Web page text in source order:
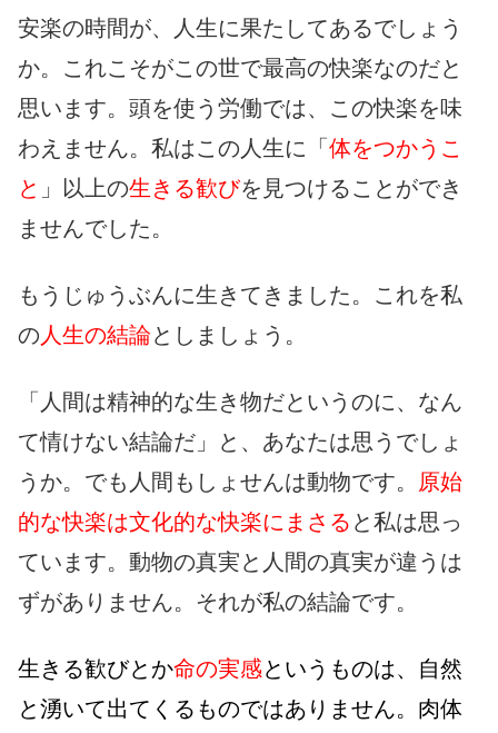
安楽の時間が、人生に果たしてあるでしょう
か。これこそがこの世で最高の快楽なのだと
思います。頭を使う労働では、この快楽を味
わえません。私はこの人生に「 体をつかうこ
と 」以上の生きる歓びを見つけることができ
ませんでした。
もうじゅうぶんに生きてきました。これを私
の 人生の結論としましょう。
「人間は精神的な生き物だというのに、なん
て情けない結論だ」と、あなたは思うでしょ
うか。でも人間もしょせんは動物です。 原始
的な快楽は文化的な快楽にまさる と私は思っ
ています。動物の真実と人間の真実が違うは
ずがありません。それが私の結論です。
生きる歓びとか命の実感というものは、自然
と湧いて出てくるものではありません。肉体